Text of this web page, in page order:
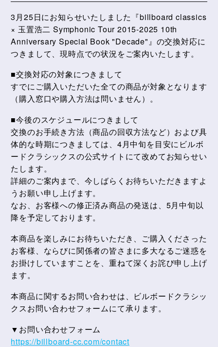
3月25日にお知らせいたしました『billboard classics
× 玉置浩二 Symphonic Tour 2015-2025 10th
Anniversary Special Book "Decade"』の交換対応に
つきまして、現時点での状況をご案内いたします。
■交換対応の対象につきまして
すでにご購入いただいた全ての商品が対象となります
（購入窓口や購入方法は問いません）。
■今後のスケジュールにつきまして
交換のお手続き方法（商品の回収方法など）および具
体的な時期につきましては、4月中旬を目安にビルボ
ードクラシックスの公式サイトにて改めてお知らせい
たします。
詳細のご案内まで、今しばらくお待ちいただきますよ
うお願い申し上げます。
なお、お客様への修正済み商品の発送は、5月中旬以
降を予定しております。
本商品を楽しみにお待ちいただき、ご購入くださった
お客様、ならびに関係者の皆さまに多大なるご迷惑を
お掛けしていますことを、重ねて深くお詫び申し上げ
ます。
本商品に関するお問い合わせは、ビルボードクラシッ
クスお問い合わせフォームにて承ります。
▼お問い合わせフォーム
https://billboard-cc.com/contact